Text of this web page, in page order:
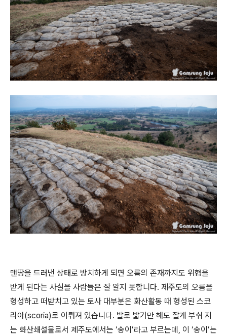
맨땅을 드러낸 상태로 방치하게 되면 오름의 존재까지도 위협을
받게 된다는 사실을 사람들은 잘 알지 못합니다. 제주도의 오름을
형성하고 떠받치고 있는 토사 대부분은 화산활동 때 형성된 스코
리아(scoria)로 이뤄져 있습니다. 발로 밟기만 해도 잘게 부숴 지
는 화산쇄설물로서 제주도에서는 ‘송이’라고 부르는데, 이 ‘송이’는